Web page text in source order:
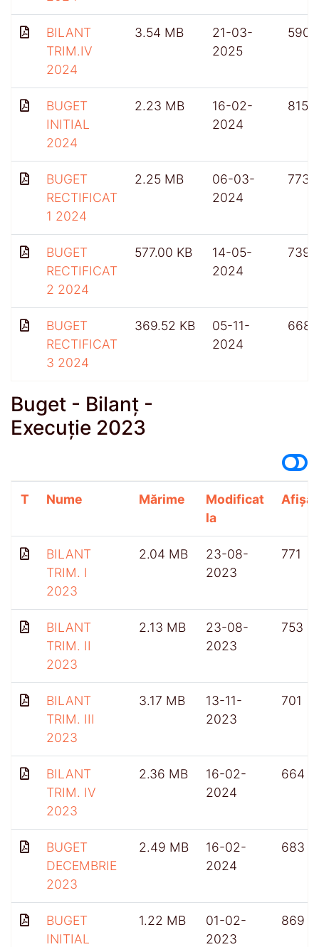
BILANT
TRIM.IV
2024
3.54 MB
21-03-
2025
590
BUGET
INITIAL
2024
2.23 MB
16-02-
2024
815
BUGET
RECTIFICAT
1 2024
2.25 MB
06-03-
2024
773
BUGET
RECTIFICAT
2 2024
577.00 KB
14-05-
2024
739
BUGET
RECTIFICAT
3 2024
369.52 KB
05-11-
2024
668
Buget - Bilanț -
Execuție 2023
T Nume Mărime
Modificat
la
BILANT
TRIM. I
2023
2.04 MB
23-08-
2023
771
BILANT
TRIM. II
2023
2.13 MB
23-08-
2023
753
BILANT
TRIM. III
2023
3.17 MB
13-11-
2023
701
BILANT
TRIM. IV
2023
2.36 MB
16-02-
2024
664
BUGET
DECEMBRIE
2023
2.49 MB
16-02-
2024
683
BUGET
INITIAL
1.22 MB
01-02-
2023
869